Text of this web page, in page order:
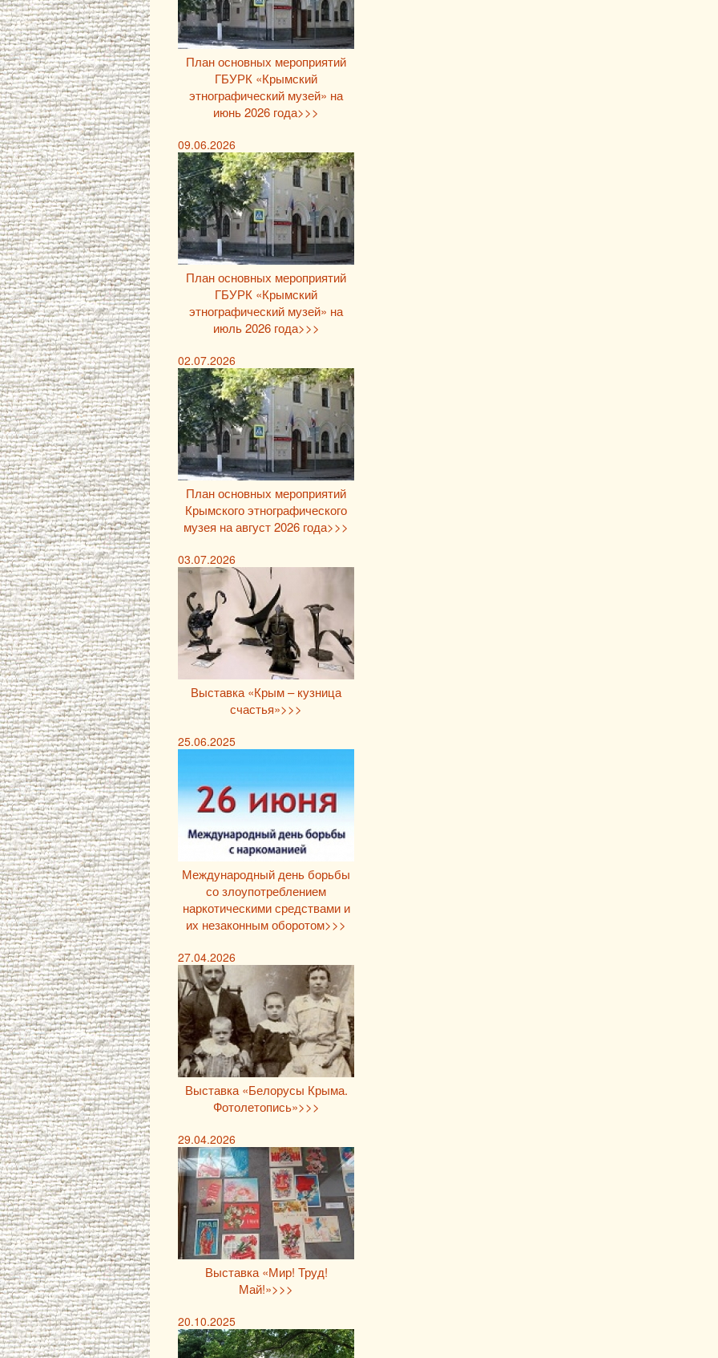
План основных мероприятий
ГБУРК «Крымский
этнографический музей» на
июнь 2026 года>>>
09.06.2026
План основных мероприятий
ГБУРК «Крымский
этнографический музей» на
июль 2026 года>>>
02.07.2026
План основных мероприятий
Крымского этнографического
музея на август 2026 года>>>
03.07.2026
Выставка «Крым – кузница
счастья»>>>
25.06.2025
Международный день борьбы
со злоупотреблением
наркотическими средствами и
их незаконным оборотом>>>
27.04.2026
Выставка «Белорусы Крыма.
Фотолетопись»>>>
29.04.2026
Выставка «Мир! Труд!
Май!»>>>
20.10.2025